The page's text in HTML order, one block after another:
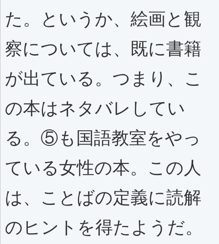
た。というか、絵画と観
察については、既に書籍
が出ている。つまり、こ
の本はネタバレしてい
る。⑤も国語教室をやっ
ている女性の本。この人
は、ことばの定義に読解
のヒントを得たようだ。